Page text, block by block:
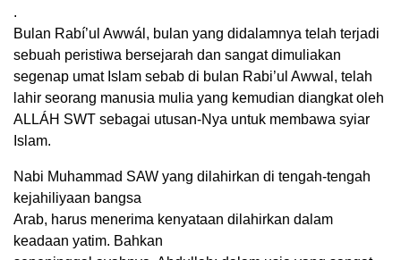
.
Bulan Rabí’ul Awwál, bulan yang didalamnya telah terjadi
sebuah peristiwa bersejarah dan sangat dimuliakan
segenap umat Islam sebab di bulan Rabi’ul Awwal, telah
lahir seorang manusia mulia yang kemudian diangkat oleh
ALLÁH SWT sebagai utusan-Nya untuk membawa syiar
Islam.
Nabi Muhammad SAW yang dilahirkan di tengah-tengah
kejahiliyaan bangsa
Arab, harus menerima kenyataan dilahirkan dalam
keadaan yatim. Bahkan